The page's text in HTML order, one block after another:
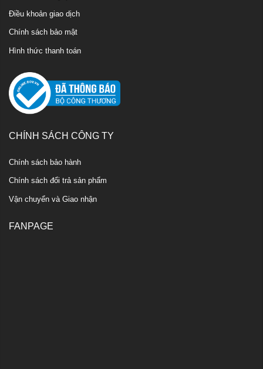
Điều khoản giao dịch
Chính sách bảo mật
Hình thức thanh toán
CHÍNH SÁCH CÔNG TY
Chính sách bảo hành
Chính sách đổi trả sản phẩm
Vận chuyển và Giao nhận
FANPAGE